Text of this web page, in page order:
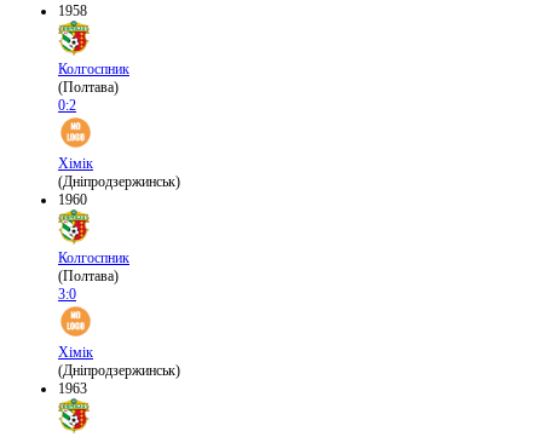
1958
Колгоспник
(Полтава)
0:2
Хімік
(Дніпродзержинськ)
1960
Колгоспник
(Полтава)
3:0
Хімік
(Дніпродзержинськ)
1963